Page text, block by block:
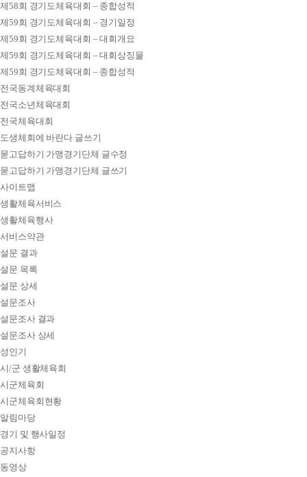
제58회 경기도체육대회 – 종합성적
제59회 경기도체육대회 – 경기일정
제59회 경기도체육대회 – 대회개요
제59회 경기도체육대회 – 대회상징물
제59회 경기도체육대회 – 종합성적
전국동계체육대회
전국소년체육대회
전국체육대회
도생체회에 바란다 글쓰기
묻고답하기 가맹경기단체 글수정
묻고답하기 가맹경기단체 글쓰기
사이트맵
생활체육서비스
생활체육행사
서비스약관
설문 결과
설문 목록
설문 상세
설문조사
설문조사 결과
설문조사 상세
성인기
시/군 생활체육회
시군체육회
시군체육회현황
알림마당
경기 및 행사일정
공지사항
동영상